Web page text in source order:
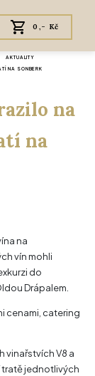
0,- Kč
AKTUALITY
NA SONBERK
na
na
na
vín mohli
do
Drápalem.
cenami, catering
V8 a
jednotlivých